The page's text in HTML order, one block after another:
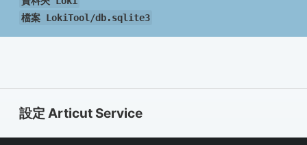
檔案 LokiTool/db.sqlite3
設定 Articut Service